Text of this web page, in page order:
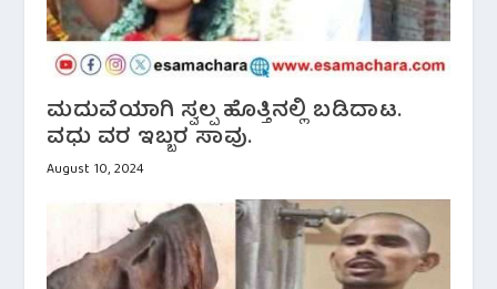
ಮದುವೆಯಾಗಿ ಸ್ವಲ್ಪ ಹೊತ್ತಿನಲ್ಲಿ ಬಡಿದಾಟ.
ವಧು ವರ ಇಬ್ಬರ ಸಾವು.
August 10, 2024